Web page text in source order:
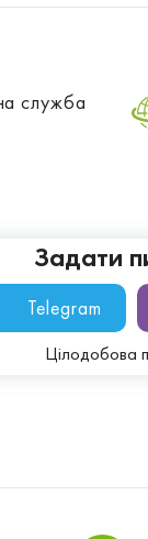
служба
Задати
Telegram
Цілодобова